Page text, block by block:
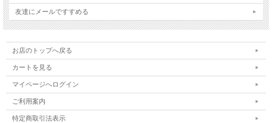
生涯を守ります。
友達にメールですすめる
お店のトップへ戻る
カートを見る
マイページへログイン
ご利用案内
特定商取引法表示